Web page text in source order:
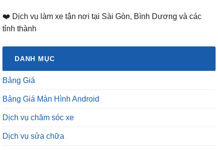
❤️ Dịch vụ làm xe tận nơi tại Sài Gòn, Bình Dương và các
tỉnh thành
DANH MỤC
Bảng Giá
Bảng Giá Màn Hình Android
Dịch vụ chăm sóc xe
Dịch vụ sửa chữa